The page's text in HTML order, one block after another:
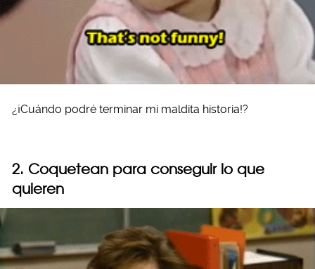
¿¡Cuándo podré terminar mi maldita historia!?
2. Coquetean para conseguir lo que
quieren